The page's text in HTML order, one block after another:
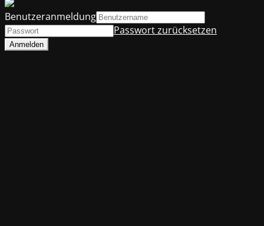
Benutzeranmeldung
Passwort zurücksetzen